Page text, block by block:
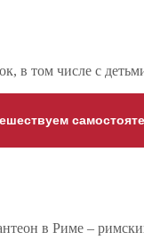
в том числе с
в Риме –